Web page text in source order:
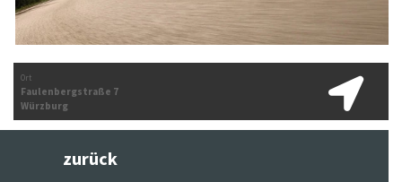
Ort
Faulenbergstraße 7
Würzburg
zurück